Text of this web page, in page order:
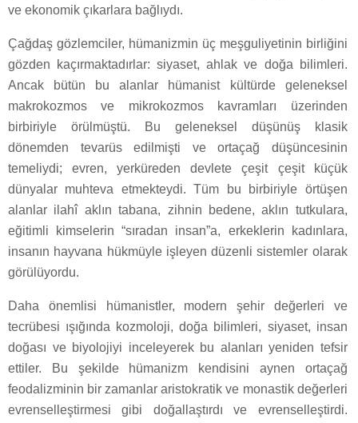
ve ekonomik çıkarlara bağlıydı.
Çağdaş gözlemciler, hümanizmin üç meşguliyetinin birliğini
gözden kaçırmaktadırlar: siyaset, ahlak ve doğa bilimleri.
Ancak bütün bu alanlar hümanist kültürde geleneksel
makrokozmos ve mikrokozmos kavramları üzerinden
birbiriyle örülmüştü. Bu geleneksel düşünüş klasik
dönemden tevarüs edilmişti ve ortaçağ düşüncesinin
temeliydi; evren, yerküreden devlete çeşit çeşit küçük
dünyalar muhteva etmekteydi. Tüm bu birbiriyle örtüşen
alanlar ilahî aklın tabana, zihnin bedene, aklın tutkulara,
eğitimli kimselerin “sıradan insan”a, erkeklerin kadınlara,
insanın hayvana hükmüyle işleyen düzenli sistemler olarak
görülüyordu.
Daha önemlisi hümanistler, modern şehir değerleri ve
tecrübesi ışığında kozmoloji, doğa bilimleri, siyaset, insan
doğası ve biyolojiyi inceleyerek bu alanları yeniden tefsir
ettiler. Bu şekilde hümanizm kendisini aynen ortaçağ
feodalizminin bir zamanlar aristokratik ve monastik değerleri
evrenselleştirmesi gibi doğallaştırdı ve evrenselleştirdi.